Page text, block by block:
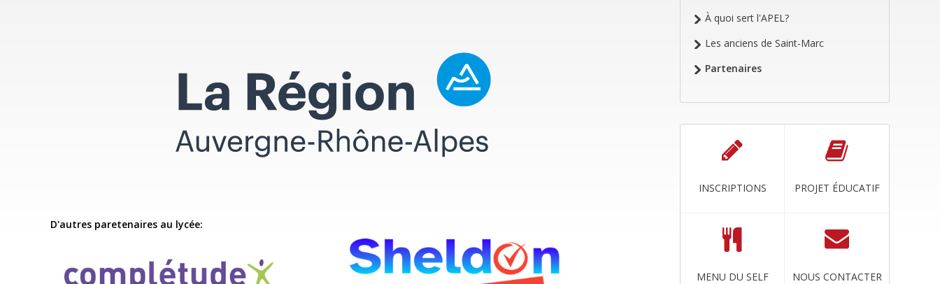
À quoi sert l'APEL?
Les anciens de Saint-Marc
Partenaires
INSCRIPTIONS PROJET ÉDUCATIF
MENU DU SELF NOUS CONTACTER
D'autres paretenaires au lycée: